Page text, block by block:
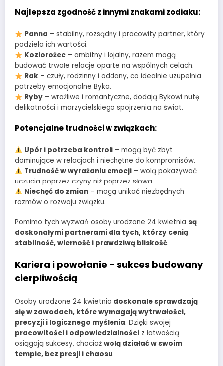
Najlepsza zgodność z innymi znakami zodiaku:
Panna – stabilny, rozsądny i pracowity partner, który
podziela ich wartości.
Koziorożec – ambitny i lojalny, razem mogą
budować trwałe relacje oparte na wspólnych celach.
Rak – czuły, rodzinny i oddany, co idealnie uzupełnia
potrzeby emocjonalne Byka.
Ryby – wrażliwe i romantyczne, dodają Bykowi nutę
delikatności i marzycielskiego spojrzenia na świat.
Potencjalne trudności w związkach:
Upór i potrzeba kontroli – mogą być zbyt
dominujące w relacjach i niechętne do kompromisów.
Trudność w wyrażaniu emocji – wolą pokazywać
uczucia poprzez czyny niż poprzez słowa.
Niechęć do zmian – mogą unikać niezbędnych
rozmów o rozwoju związku.
Pomimo tych wyzwań osoby urodzone 24 kwietnia są
doskonałymi partnerami dla tych, którzy cenią
stabilność, wierność i prawdziwą bliskość.
Kariera i powołanie – sukces budowany
cierpliwością
Osoby urodzone 24 kwietnia doskonale sprawdzają
się w zawodach, które wymagają wytrwałości,
precyzji i logicznego myślenia. Dzięki swojej
pracowitości i odpowiedzialności z łatwością
osiągają sukcesy, chociaż wolą działać w swoim
tempie, bez presji i chaosu.